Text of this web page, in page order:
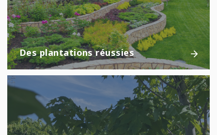
Des plantations réussies